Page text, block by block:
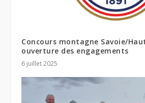
Concours montagne Savoie/
ouverture des engagements
6 juillet 2025